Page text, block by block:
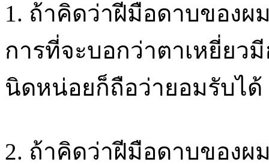
1. ถ้าคิดว่าฝีมือดาบของผ
การที่จะบอกว่าตาเหยี่ยว
นิดหน่อยก็ถือว่ายอมรับไ
2. ถ้าคิดว่าฝีมือดาบของผ